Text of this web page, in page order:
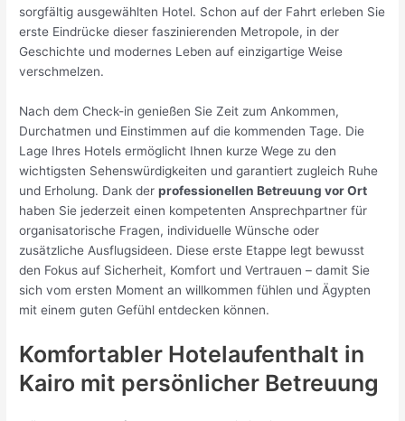
sorgfältig ausgewählten Hotel. Schon auf der Fahrt erleben Sie
erste Eindrücke dieser faszinierenden Metropole, in der
Geschichte und modernes Leben auf einzigartige Weise
verschmelzen.
Nach dem Check-in genießen Sie Zeit zum Ankommen,
Durchatmen und Einstimmen auf die kommenden Tage. Die
Lage Ihres Hotels ermöglicht Ihnen kurze Wege zu den
wichtigsten Sehenswürdigkeiten und garantiert zugleich Ruhe
und Erholung. Dank derprofessionellen Betreuung vor Ort
haben Sie jederzeit einen kompetenten Ansprechpartner für
organisatorische Fragen, individuelle Wünsche oder
zusätzliche Ausflugsideen. Diese erste Etappe legt bewusst
den Fokus auf Sicherheit, Komfort und Vertrauen – damit Sie
sich vom ersten Moment an willkommen fühlen und Ägypten
mit einem guten Gefühl entdecken können.
Komfortabler Hotelaufenthalt in
Kairo mit persönlicher Betreuung